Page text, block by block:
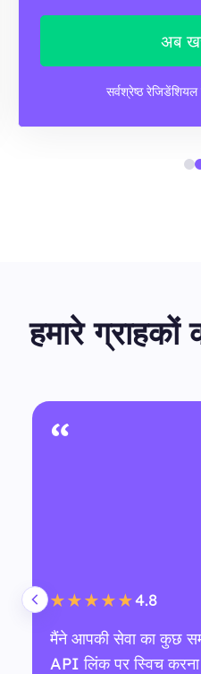
अब
सर्वश्रेष्ठ
हमारे ग्राहकों
“
★★★★★4.8
मैंने आपकी सेवा का कुछ
API लिंक पर स्विच